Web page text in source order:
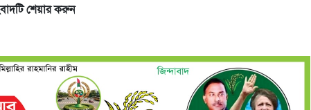
শেয়ার করুন